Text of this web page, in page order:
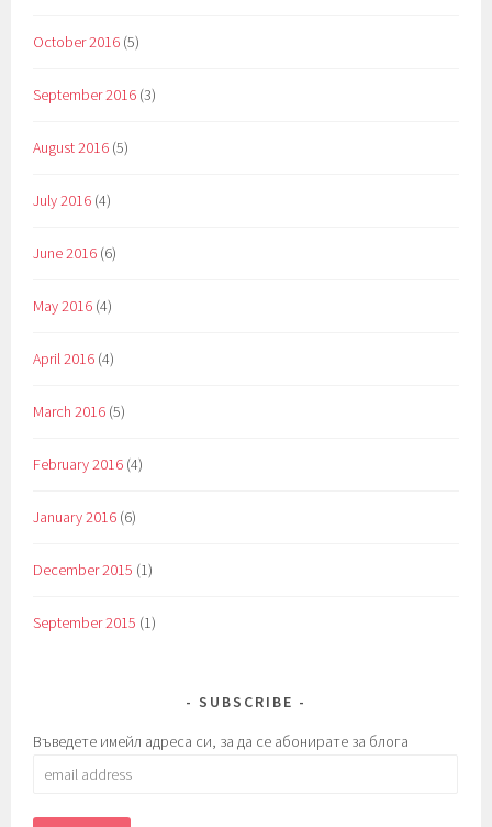
October 2016 (5)
September 2016 (3)
August 2016 (5)
July 2016 (4)
June 2016 (6)
May 2016 (4)
April 2016 (4)
March 2016 (5)
February 2016 (4)
January 2016 (6)
December 2015 (1)
September 2015 (1)
SUBSCRIBE
Въведете имейл адреса си, за да се абонирате за блога